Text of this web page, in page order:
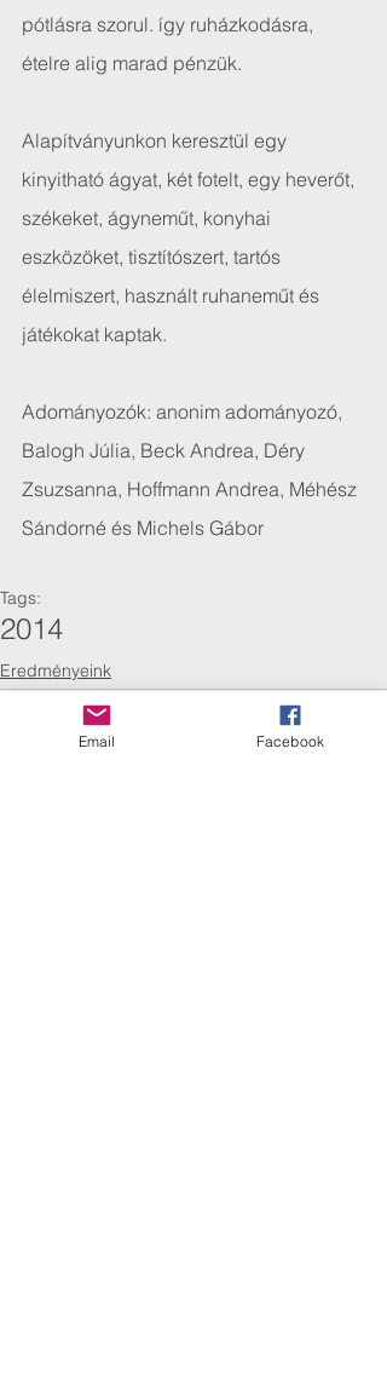
pótlásra szorul. így ruházkodásra,
ételre alig marad pénzük.
Alapítványunkon keresztül egy
kinyitható ágyat, két fotelt, egy heverőt,
székeket, ágyneműt, konyhai
eszközöket, tisztítószert, tartós
élelmiszert, használt ruhaneműt és
játékokat kaptak.
Adományozók: anonim adományozó,
Balogh Júlia, Beck Andrea, Déry
Zsuzsanna, Hoffmann Andrea, Méhész
Sándorné és Michels Gábor
Tags:
2014
Eredményeink
Email Facebook